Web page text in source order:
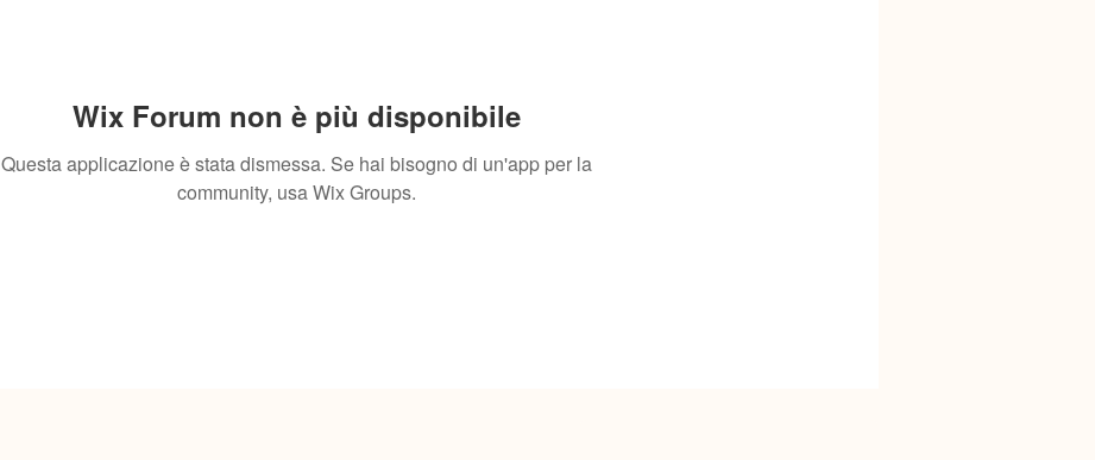
Wix Forum non è più disponibile
Questa applicazione è stata dismessa. Se hai bisogno di un'app per la
community, usa Wix Groups.